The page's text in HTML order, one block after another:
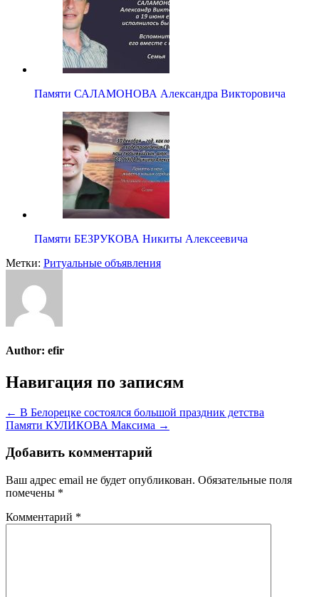
Памяти САЛАМОНОВА Александра Викторовича
Памяти БЕЗРУКОВА Никиты Алексеевича
Метки: Ритуальные объявления
Author: efir
Навигация по записям
← В Белорецке состоялся большой праздник детства
Памяти КУЛИКОВА Максима →
Добавить комментарий
Ваш адрес email не будет опубликован. Обязательные поля
помечены *
Комментарий *